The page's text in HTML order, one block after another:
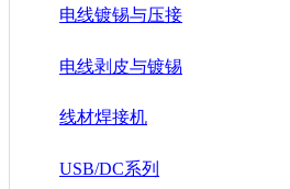
电线镀锡与压接
电线剥皮与镀锡
线材焊接机
USB/DC系列